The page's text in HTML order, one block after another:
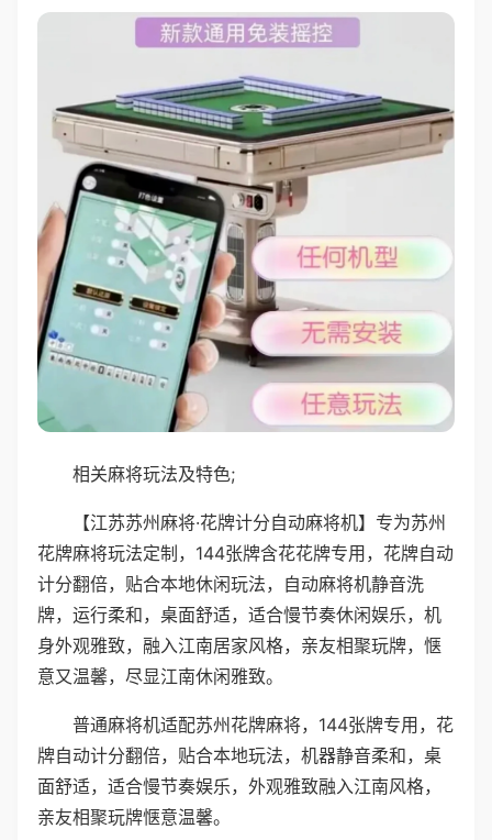
相关麻将玩法及特色;
【江苏苏州麻将·花牌计分自动麻将机】专为苏州
花牌麻将玩法定制，144张牌含花花牌专用，花牌自动
计分翻倍，贴合本地休闲玩法，自动麻将机静音洗
牌，运行柔和，桌面舒适，适合慢节奏休闲娱乐，机
身外观雅致，融入江南居家风格，亲友相聚玩牌，惬
意又温馨，尽显江南休闲雅致。
普通麻将机适配苏州花牌麻将，144张牌专用，花
牌自动计分翻倍，贴合本地玩法，机器静音柔和，桌
面舒适，适合慢节奏娱乐，外观雅致融入江南风格，
亲友相聚玩牌惬意温馨。